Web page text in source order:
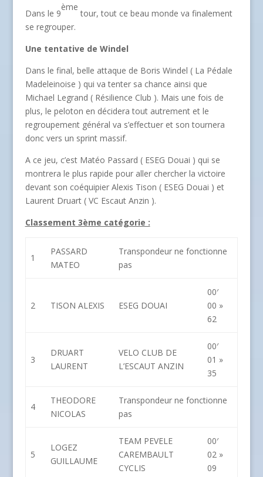
Dans le 9
ème
tour, tout ce beau monde va finalement
se regrouper.
Une tentative de Windel
Dans le final, belle attaque de Boris Windel ( La Pédale
Madeleinoise ) qui va tenter sa chance ainsi que
Michael Legrand ( Résilience Club ). Mais une fois de
plus, le peloton en décidera tout autrement et le
regroupement général va s’effectuer et son tournera
donc vers un sprint massif.
A ce jeu, c’est Matéo Passard ( ESEG Douai ) qui se
montrera le plus rapide pour aller chercher la victoire
devant son coéquipier Alexis Tison ( ESEG Douai ) et
Laurent Druart ( VC Escaut Anzin ).
Classement 3ème catégorie :
1
PASSARD
MATEO
Transpondeur ne fonctionne
pas
2 TISON ALEXIS ESEG DOUAI
00′
00 »
62
3
DRUART
LAURENT
VELO CLUB DE
L’ESCAUT ANZIN
00′
01 »
35
4
THEODORE
NICOLAS
Transpondeur ne fonctionne
pas
5
LOGEZ
GUILLAUME
TEAM PEVELE
CAREMBAULT
CYCLIS
00′
02 »
09